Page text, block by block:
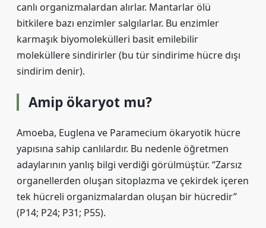
canlı organizmalardan alırlar. Mantarlar ölü
bitkilere bazı enzimler salgılarlar. Bu enzimler
karmaşık biyomolekülleri basit emilebilir
moleküllere sindirirler (bu tür sindirime hücre dışı
sindirim denir).
Amip ökaryot mu?
Amoeba, Euglena ve Paramecium ökaryotik hücre
yapısına sahip canlılardır. Bu nedenle öğretmen
adaylarının yanlış bilgi verdiği görülmüştür. “Zarsız
organellerden oluşan sitoplazma ve çekirdek içeren
tek hücreli organizmalardan oluşan bir hücredir”
(P14; P24; P31; P55).